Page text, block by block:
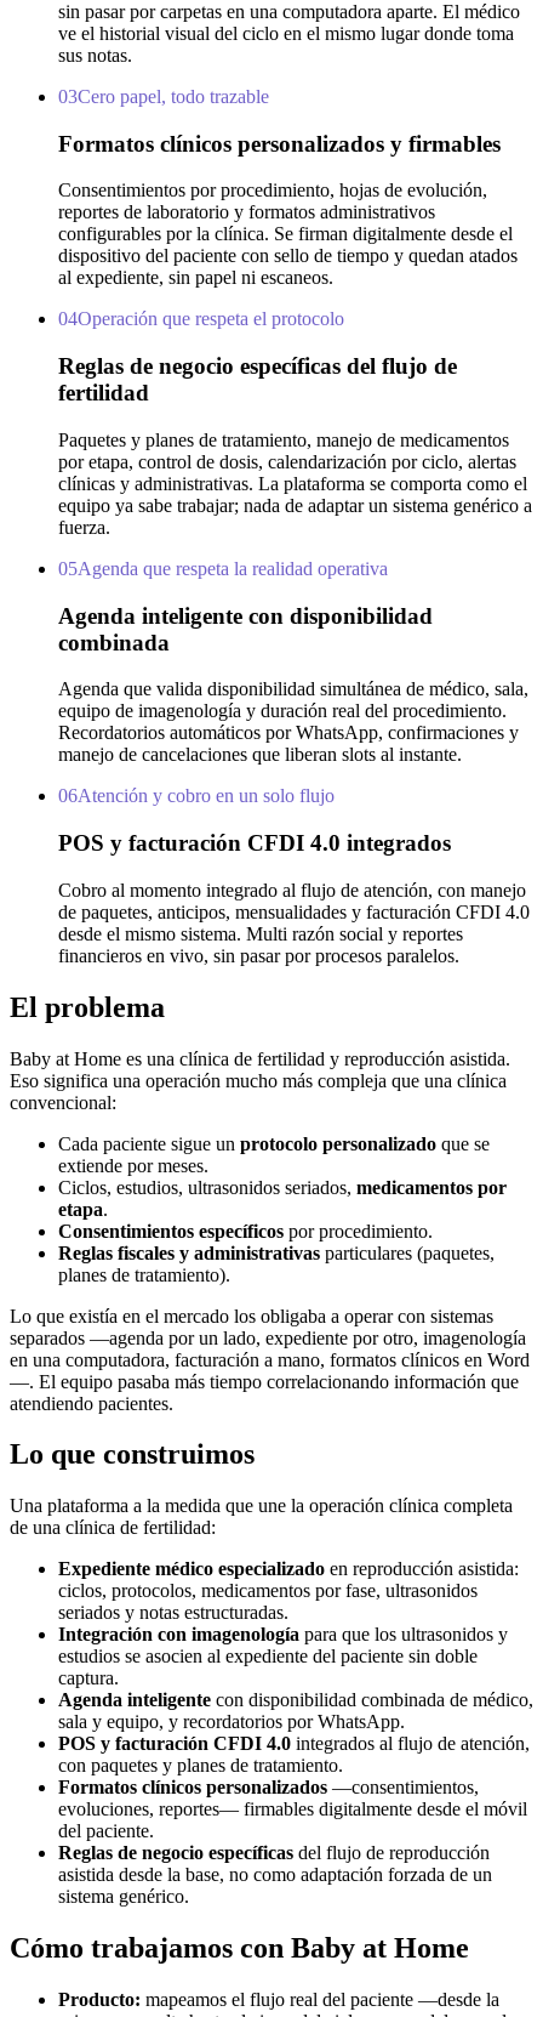
sin pasar por carpetas en una computadora aparte. El médico
ve el historial visual del ciclo en el mismo lugar donde toma
sus notas.
03Cero papel, todo trazable
Formatos clínicos personalizados y firmables
Consentimientos por procedimiento, hojas de evolución,
reportes de laboratorio y formatos administrativos
configurables por la clínica. Se firman digitalmente desde el
dispositivo del paciente con sello de tiempo y quedan atados
al expediente, sin papel ni escaneos.
04Operación que respeta el protocolo
Reglas de negocio específicas del flujo de
fertilidad
Paquetes y planes de tratamiento, manejo de medicamentos
por etapa, control de dosis, calendarización por ciclo, alertas
clínicas y administrativas. La plataforma se comporta como el
equipo ya sabe trabajar; nada de adaptar un sistema genérico a
fuerza.
05Agenda que respeta la realidad operativa
Agenda inteligente con disponibilidad
combinada
Agenda que valida disponibilidad simultánea de médico, sala,
equipo de imagenología y duración real del procedimiento.
Recordatorios automáticos por WhatsApp, confirmaciones y
manejo de cancelaciones que liberan slots al instante.
06Atención y cobro en un solo flujo
POS y facturación CFDI 4.0 integrados
Cobro al momento integrado al flujo de atención, con manejo
de paquetes, anticipos, mensualidades y facturación CFDI 4.0
desde el mismo sistema. Multi razón social y reportes
financieros en vivo, sin pasar por procesos paralelos.
El problema
Baby at Home es una clínica de fertilidad y reproducción asistida.
Eso significa una operación mucho más compleja que una clínica
convencional:
Cada paciente sigue un protocolo personalizado que se
extiende por meses.
Ciclos, estudios, ultrasonidos seriados, medicamentos por
etapa.
Consentimientos específicos por procedimiento.
Reglas fiscales y administrativas particulares (paquetes,
planes de tratamiento).
Lo que existía en el mercado los obligaba a operar con sistemas
separados —agenda por un lado, expediente por otro, imagenología
en una computadora, facturación a mano, formatos clínicos en Word
—. El equipo pasaba más tiempo correlacionando información que
atendiendo pacientes.
Lo que construimos
Una plataforma a la medida que une la operación clínica completa
de una clínica de fertilidad:
Expediente médico especializado en reproducción asistida:
ciclos, protocolos, medicamentos por fase, ultrasonidos
seriados y notas estructuradas.
Integración con imagenología para que los ultrasonidos y
estudios se asocien al expediente del paciente sin doble
captura.
Agenda inteligente con disponibilidad combinada de médico,
sala y equipo, y recordatorios por WhatsApp.
POS y facturación CFDI 4.0 integrados al flujo de atención,
con paquetes y planes de tratamiento.
Formatos clínicos personalizados —consentimientos,
evoluciones, reportes— firmables digitalmente desde el móvil
del paciente.
Reglas de negocio específicas del flujo de reproducción
asistida desde la base, no como adaptación forzada de un
sistema genérico.
Cómo trabajamos con Baby at Home
Producto: mapeamos el flujo real del paciente —desde la